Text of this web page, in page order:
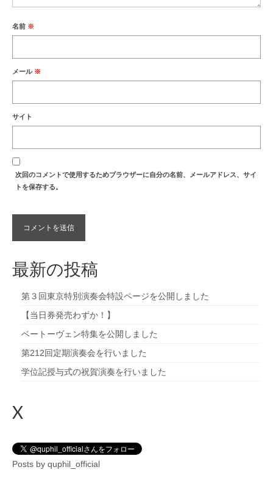
名前 ※
メール ※
サイト
次回のコメントで使用するためブラウザーに自分の名前、メールアドレス、サイ
トを保存する。
最新の投稿
第３回東京特別演奏会特設ページを公開しました
【当日券発売わずか！】
ベートーヴェン特集を公開しました
第212回定期演奏会を行いました
学位記授与式の祝賀演奏を行いました
X
Posts by quphil_official